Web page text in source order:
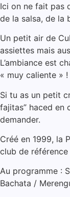
Ici on ne fait pas
de la salsa, de la
Un petit air de
assiettes mais
L’ambiance est
« muy caliente » !
Si tu as un petit
fajitas” haced en
demander.
Créé en 1999, la
club de référence
Au programme :
Bachata /